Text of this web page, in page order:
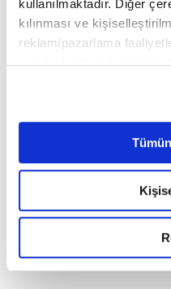
kullanılmaktadır. Diğer
kılınması ve
reklam/pazarlama
sınırlı olarak açık rızanız
belirleyebilirsiniz.
Ayarlar butonuna
Metnimizi ziyaret
6698 sayılı Kişisel
okumak ve sitemizi
gerçekleştirilen veri
detaylı bilgi almak için
önceki yıla göre
işaret ediyor. Ancak
Bakanlığımızın
sadeleşme adımları
Derneği olarak
İnisiyatifi'nin sahada
stratejik kazanımları